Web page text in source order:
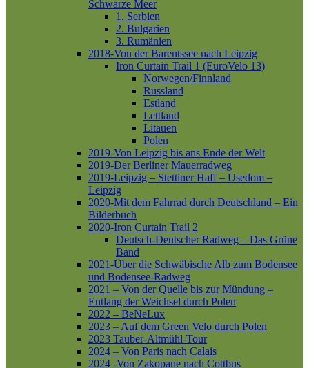
Schwarze Meer
1. Serbien
2. Bulgarien
3. Rumänien
2018-Von der Barentssee nach Leipzig
Iron Curtain Trail 1 (EuroVelo 13)
Norwegen/Finnland
Russland
Estland
Lettland
Litauen
Polen
2019-Von Leipzig bis ans Ende der Welt
2019-Der Berliner Mauerradweg
2019-Leipzig – Stettiner Haff – Usedom –
Leipzig
2020-Mit dem Fahrrad durch Deutschland – Ein
Bilderbuch
2020-Iron Curtain Trail 2
Deutsch-Deutscher Radweg – Das Grüne
Band
2021-Über die Schwäbische Alb zum Bodensee
und Bodensee-Radweg
2021 – Von der Quelle bis zur Mündung –
Entlang der Weichsel durch Polen
2022 – BeNeLux
2023 – Auf dem Green Velo durch Polen
2023 Tauber-Altmühl-Tour
2024 – Von Paris nach Calais
2024 -Von Zakopane nach Cottbus